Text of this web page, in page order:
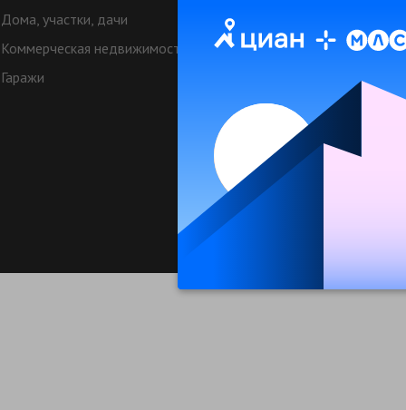
Дома, участки, дачи
Коммерческая недвижимость
Гаражи
Аренда коттеджей
Квартиры посуточно
Коттеджи посуточно
Коммерческая
© МЛСН.ру - недвижимость